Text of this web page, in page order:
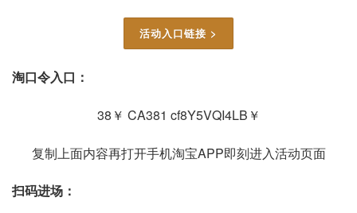
活动入口链接 >
淘口令入口：
38￥ CA381 cf8Y5VQI4LB￥
复制上面内容再打开手机淘宝APP即刻进入活动页面
扫码进场：